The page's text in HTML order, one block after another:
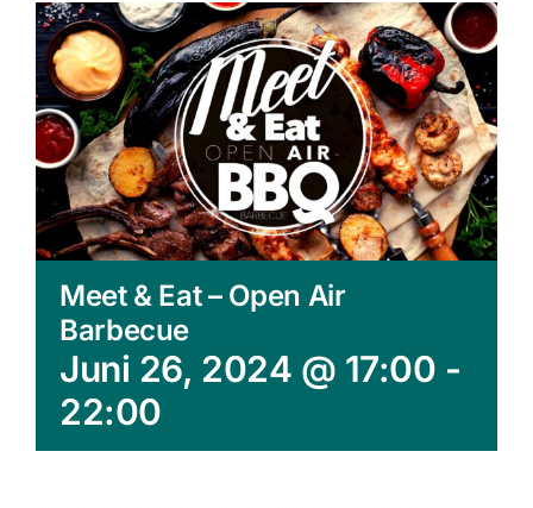
Meet & Eat – Open Air
Barbecue
Juni 26, 2024 @ 17:00 -
22:00